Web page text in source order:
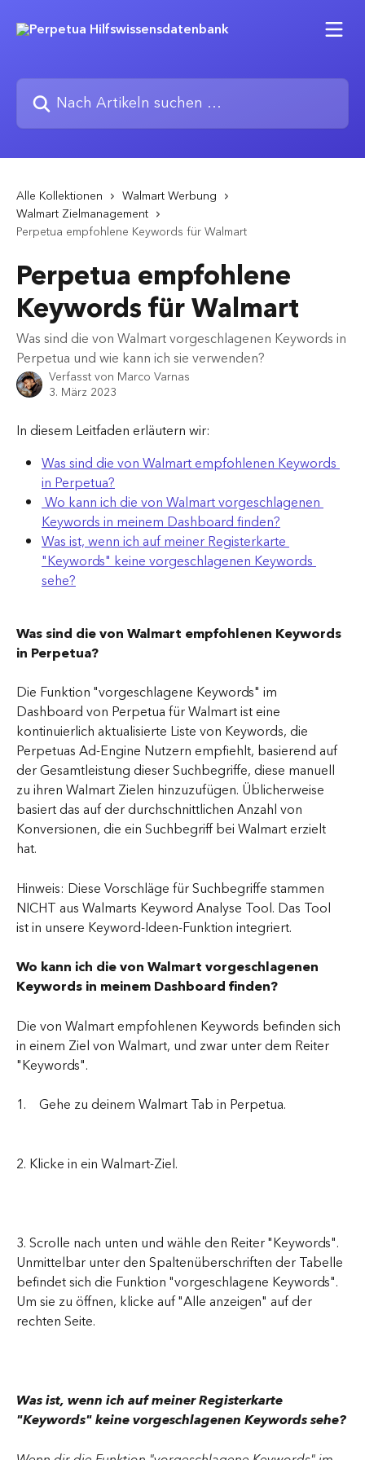
Nach Artikeln suchen …
Alle Kollektionen
Walmart Werbung
Walmart Zielmanagement
Perpetua empfohlene Keywords für Walmart
Perpetua empfohlene
Keywords für Walmart
Was sind die von Walmart vorgeschlagenen Keywords in
Perpetua und wie kann ich sie verwenden?
Verfasst von Marco Varnas
3. März 2023
In diesem Leitfaden erläutern wir:
Was sind die von Walmart empfohlenen Keywords
in Perpetua?
Wo kann ich die von Walmart vorgeschlagenen
Keywords in meinem Dashboard finden?
Was ist, wenn ich auf meiner Registerkarte
"Keywords" keine vorgeschlagenen Keywords
sehe?
Was sind die von Walmart empfohlenen Keywords
in Perpetua?
Die Funktion "vorgeschlagene Keywords" im
Dashboard von Perpetua für Walmart ist eine
kontinuierlich aktualisierte Liste von Keywords, die
Perpetuas Ad-Engine Nutzern empfiehlt, basierend auf
der Gesamtleistung dieser Suchbegriffe, diese manuell
zu ihren Walmart Zielen hinzuzufügen. Üblicherweise
basiert das auf der durchschnittlichen Anzahl von
Konversionen, die ein Suchbegriff bei Walmart erzielt
hat.
Hinweis: Diese Vorschläge für Suchbegriffe stammen
NICHT aus Walmarts Keyword Analyse Tool. Das Tool
ist in unsere Keyword-Ideen-Funktion integriert.
Wo kann ich die von Walmart vorgeschlagenen
Keywords in meinem Dashboard finden?
Die von Walmart empfohlenen Keywords befinden sich
in einem Ziel von Walmart, und zwar unter dem Reiter
"Keywords".
1.    Gehe zu deinem Walmart Tab in Perpetua.
2. Klicke in ein Walmart-Ziel.
3. Scrolle nach unten und wähle den Reiter "Keywords".
Unmittelbar unter den Spaltenüberschriften der Tabelle
befindet sich die Funktion "vorgeschlagene Keywords".
Um sie zu öffnen, klicke auf "Alle anzeigen" auf der
rechten Seite.
Was ist, wenn ich auf meiner Registerkarte
"Keywords" keine vorgeschlagenen Keywords sehe?